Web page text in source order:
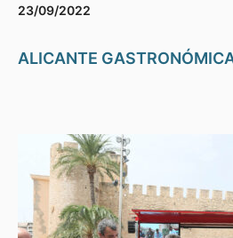
23/09/2022
ALICANTE